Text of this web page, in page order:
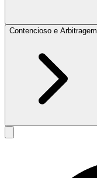
Contencioso e Arbitragem